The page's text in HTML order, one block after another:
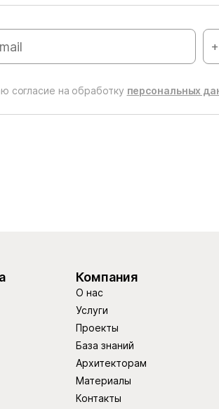
согласие на обработку персональных
Компания
О нас
Услуги
Проекты
База знаний
Архитекторам
Материалы
Контакты